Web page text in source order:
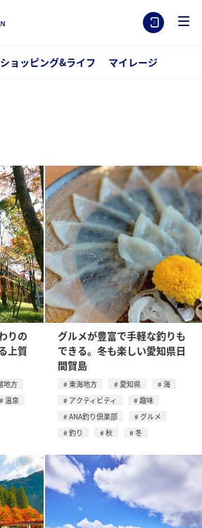
ショッピング&ライフ マイレージ
りの
上質
地方
温泉
グルメが豊富で手軽な釣りも
できる。冬も楽しい愛知県日
間賀島
東海地方 愛知県
海
アクティビティ
趣味
ANA釣り倶楽部
グルメ
釣り
秋 冬